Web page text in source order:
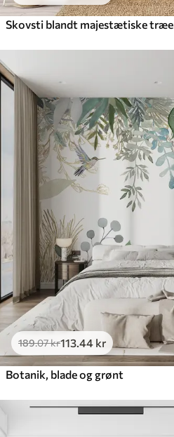
189.07kr113 .44 kr
Botanik, blade og grønt